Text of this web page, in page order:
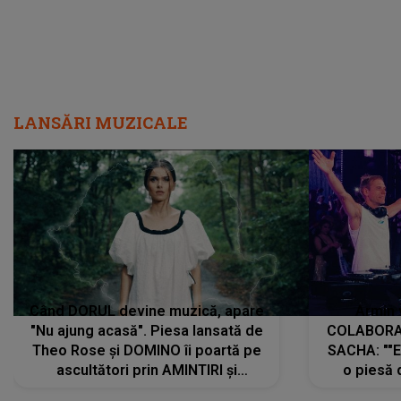
LANSĂRI MUZICALE
Când DORUL devine muzică, apare
"Nu ajung acasă". Piesa lansată de
Theo Rose și DOMINO îi poartă pe
ascultători prin AMINTIRI și
SACHA:
o piesă